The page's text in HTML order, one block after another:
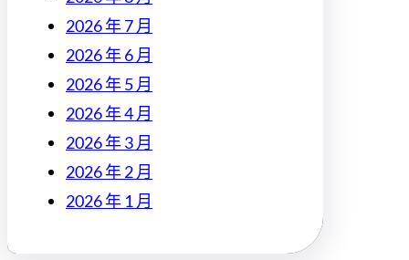
2026 年 7 月
2026 年 6 月
2026 年 5 月
2026 年 4 月
2026 年 3 月
2026 年 2 月
2026 年 1 月